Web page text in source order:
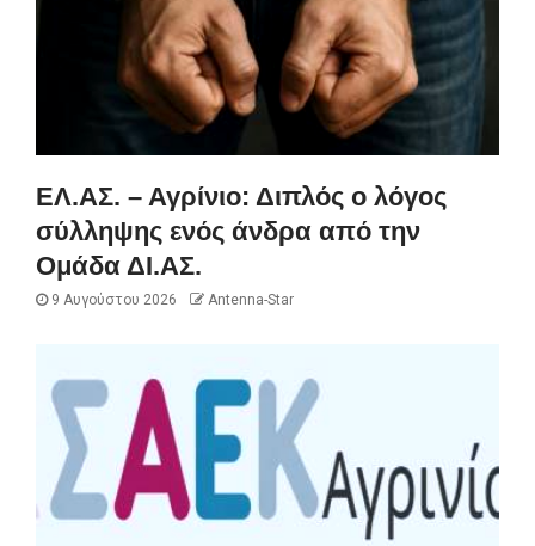
ΕΛ.ΑΣ. – Αγρίνιο: Διπλός ο λόγος
σύλληψης ενός άνδρα από την
Ομάδα ΔΙ.ΑΣ.
9 Αυγούστου 2026 Antenna-Star